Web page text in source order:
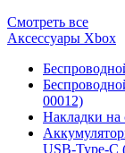
Смотреть все
Аксессуары Xbox
00012)
Накладки на
USB-Type-C